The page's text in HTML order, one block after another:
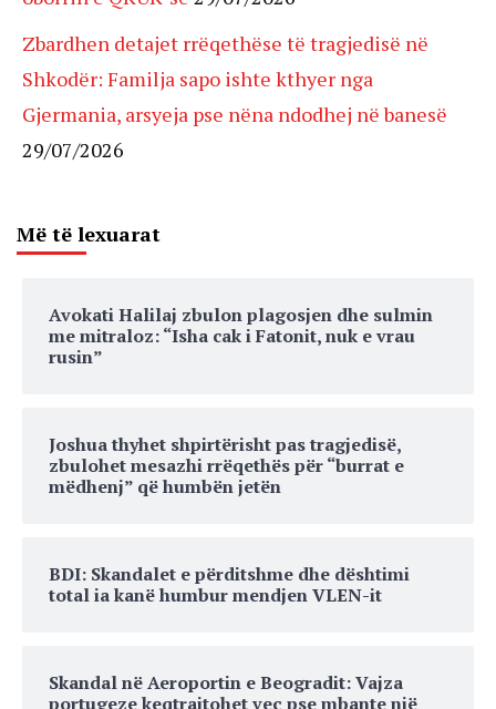
Zbardhen detajet rrëqethëse të tragjedisë në
Shkodër: Familja sapo ishte kthyer nga
Gjermania, arsyeja pse nëna ndodhej në banesë
29/07/2026
Më të lexuarat
Avokati Halilaj zbulon plagosjen dhe sulmin
me mitraloz: “Isha cak i Fatonit, nuk e vrau
rusin”
Joshua thyhet shpirtërisht pas tragjedisë,
zbulohet mesazhi rrëqethës për “burrat e
mëdhenj” që humbën jetën
BDI: Skandalet e përditshme dhe dështimi
total ia kanë humbur mendjen VLEN-it
Skandal në Aeroportin e Beogradit: Vajza
portugeze keqtrajtohet veç pse mbante një